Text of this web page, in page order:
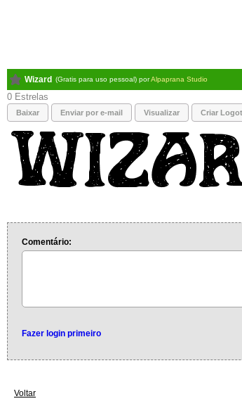
Wizard (Gratis para uso pessoal) porAlpaprana Studio
0
Baixar Enviar por e-mail Visualizar Criar
Comentário:
Fazer login primeiro
Voltar